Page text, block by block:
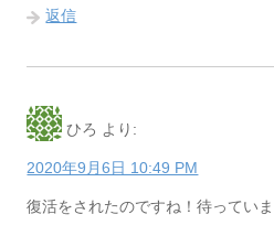
返信
ひろ より:
2020年9月6日 10:49 PM
復活をされたのですね！待っていま